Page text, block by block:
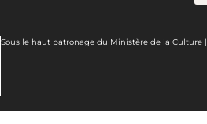
Sous le haut patronage du Ministère de la Culture |